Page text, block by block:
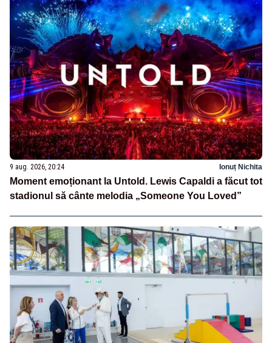
9 aug. 2026, 20:24 Ionuț Nichita
Moment emoționant la Untold. Lewis Capaldi a făcut tot
stadionul să cânte melodia „Someone You Loved”